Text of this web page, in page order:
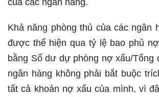
của các ngân hàng.
Khả năng phòng thủ của các ngân
được thể hiện qua tỷ lệ bao phủ
bằng Số dư dự phòng nợ xấu/Tổng
ngân hàng không phải bắt buộc
tất cả khoản nợ xấu của mình, vì